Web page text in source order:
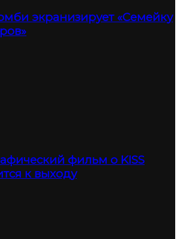
экранизирует «Семейку
фильм о KISS
к выходу